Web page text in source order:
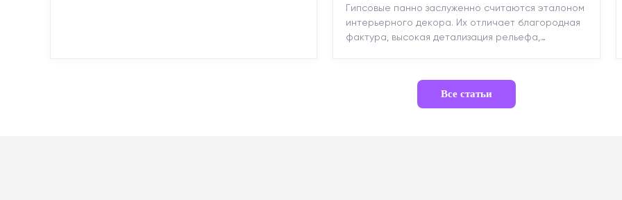
Гипсовые панно заслуженно считаются эталоном
интерьерного декора. Их отличает благородная
фактура, высокая детализация рельефа,
Все статьи